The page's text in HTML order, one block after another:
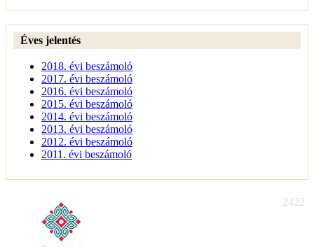
Éves jelentés
2018. évi beszámoló
2017. évi beszámoló
2016. évi beszámoló
2015. évi beszámoló
2014. évi beszámoló
2013. évi beszámoló
2012. évi beszámoló
2011. évi beszámoló
2422